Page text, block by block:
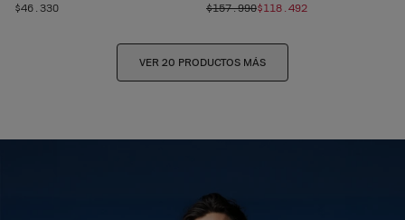
$46.330
$157.990$118.492
VER 20 PRODUCTOS MÁS